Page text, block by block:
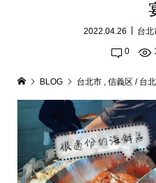
2022.04.26 台北
0
BLOG 台北市 , 信義区 / 台